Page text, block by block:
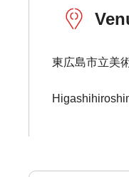
東広島市立美